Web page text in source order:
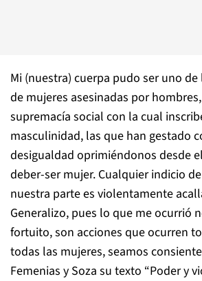
Mi (nuestra) cuerpa pudo ser uno
de mujeres asesinadas por
supremacía social con la cual
masculinidad, las que han gestado
desigualdad oprimiéndonos desde
deber-ser mujer. Cualquier indicio
nuestra parte es violentamente
Generalizo, pues lo que me ocurrió
fortuito, son acciones que ocurren
todas las mujeres, seamos
Femenias y Soza su texto “Poder y